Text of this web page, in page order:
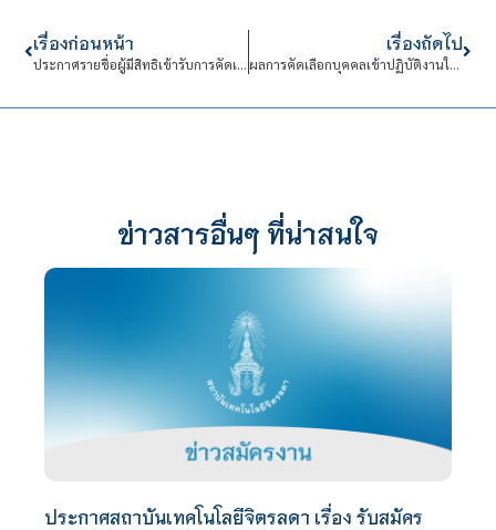
เรื่องก่อนหน้า
ประกาศรายชื่อผู้มีสิทธิเข้ารับการคัดเลือกปฏิบัติงานในสถาบันเทคโนโลยีจิตรลดา สังกัด งานพัฒนาคุณภาพการศึกษา 1 อัตรา
เรื่องถัดไป
ผลการคัดเลือกบุคคลเข้าปฏิบัติงานในสถาบันเทคโนโลยีจิตรลดา สังกัด โรงเรียนจิตรลดาวิชาชีพ 1 อัตรา
ข่าวสารอื่นๆ ที่น่าสนใจ
ประกาศสถาบันเทคโนโลยีจิตรลดา เรื่อง รับสมัคร